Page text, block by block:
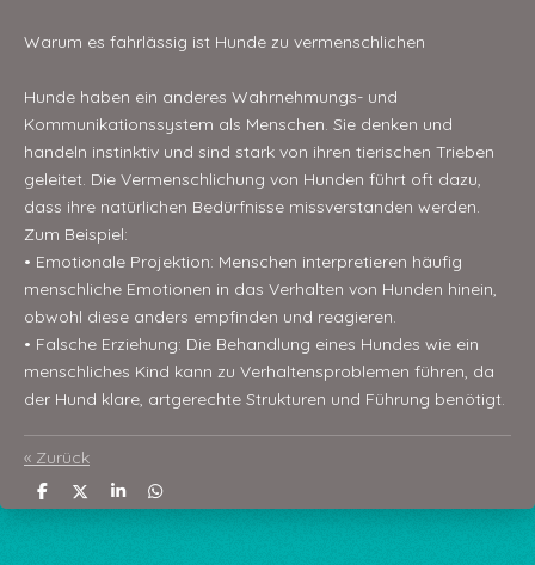
Warum es fahrlässig ist Hunde zu vermenschlichen
Hunde haben ein anderes Wahrnehmungs- und
Kommunikationssystem als Menschen. Sie denken und
handeln instinktiv und sind stark von ihren tierischen Trieben
geleitet. Die Vermenschlichung von Hunden führt oft dazu,
dass ihre natürlichen Bedürfnisse missverstanden werden.
Zum Beispiel:
• Emotionale Projektion: Menschen interpretieren häufig
menschliche Emotionen in das Verhalten von Hunden hinein,
obwohl diese anders empfinden und reagieren.
• Falsche Erziehung: Die Behandlung eines Hundes wie ein
menschliches Kind kann zu Verhaltensproblemen führen, da
der Hund klare, artgerechte Strukturen und Führung benötigt.
« Zurück
T
e
T
e
T
e
T
e